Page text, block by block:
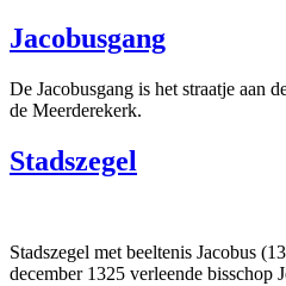
Jacobusgang
De Jacobusgang is het straatje aan
de Meerderekerk.
Stadszegel
Stadszegel met beeltenis Jacobus
december 1325 verleende bisschop